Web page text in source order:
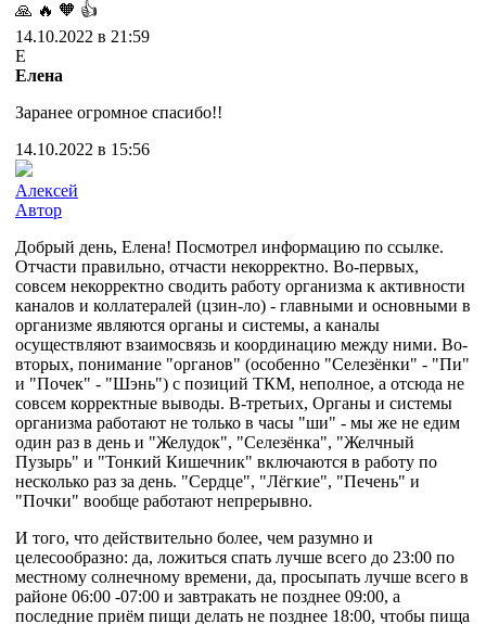
🙏 🔥 🧡 👍
14.10.2022 в 21:59
Е
Елена
Заранее огромное спасибо!!
14.10.2022 в 15:56
Алексей
Автор
Добрый день, Елена! Посмотрел информацию по ссылке.
Отчасти правильно, отчасти некорректно. Во-первых,
совсем некорректно сводить работу организма к активности
каналов и коллатералей (цзин-ло) - главными и основными в
организме являются органы и системы, а каналы
осуществляют взаимосвязь и координацию между ними. Во-
вторых, понимание "органов" (особенно "Селезёнки" - "Пи"
и "Почек" - "Шэнь") с позиций ТКМ, неполное, а отсюда не
совсем корректные выводы. В-третьих, Органы и системы
организма работают не только в часы "ши" - мы же не едим
один раз в день и "Желудок", "Селезёнка", "Желчный
Пузырь" и "Тонкий Кишечник" включаются в работу по
несколько раз за день. "Сердце", "Лёгкие", "Печень" и
"Почки" вообще работают непрерывно.
И того, что действительно более, чем разумно и
целесообразно: да, ложиться спать лучше всего до 23:00 по
местному солнечному времени, да, просыпать лучше всего в
районе 06:00 -07:00 и завтракать не позднее 09:00, а
последние приём пищи делать не позднее 18:00, чтобы пища